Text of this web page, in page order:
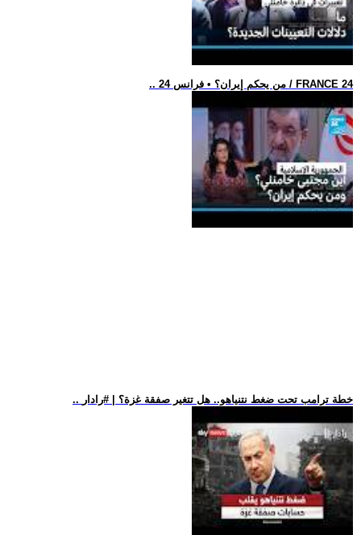
.. من يحكم إيران؟ • فرانس 24 / FRANCE 24
.. خطة ترامب تحت ضغط نتنياهو.. هل تتغير صفقة غزة؟ | #رادار